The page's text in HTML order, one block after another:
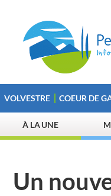
VOLVESTRE COEUR DE
À LA UNE
Un